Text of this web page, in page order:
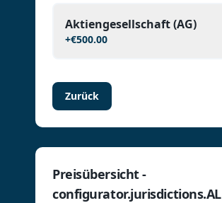
Aktiengesellschaft (AG)
+€500.00
Zurück
Preisübersicht -
configurator.jurisdictions.AL